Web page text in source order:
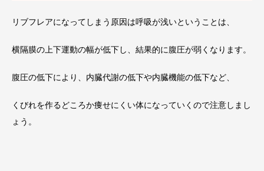
リブフレアになってしまう原因は呼吸が浅いということは、
横隔膜の上下運動の幅が低下し、結果的に腹圧が弱くなります。
腹圧の低下により、内臓代謝の低下や内臓機能の低下など、
くびれを作るどころか痩せにくい体になっていくので注意しまし
ょう。